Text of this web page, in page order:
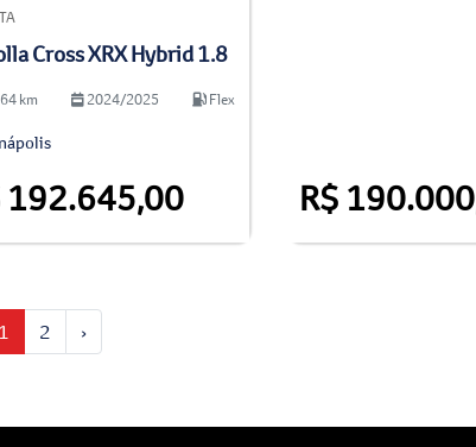
Cross XRX Hybrid 1.8
km 2024/2025 Flex
192.645,00 R$
1 2 ›